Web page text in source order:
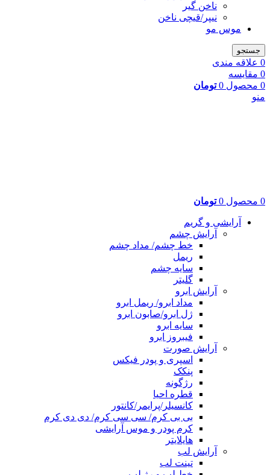
ناخن گیر
نیپر/قیچی ناخن
موس مو
جستجو
0 علاقه مندی
0 مقایسه
0 محصول 0 تومان
منو
0 محصول 0 تومان
آرایشی و گریم
آرایش چشم
خط چشم/ مداد چشم
ریمل
سایه چشم
گلیتر
آرایش ابرو
مداد ابرو/ ریمل ابرو
ژل ابرو/صابون ابرو
سایه ابرو
فیبروز ابرو
آرایش صورت
اسپری و پودر فیکس
پنکک
رژگونه
قطره احیا
کانسیلر/پرایمر/کانتور
بی بی کرم/ سی سی کرم/ دی دی کرم
کرم پودر و موس آرایشی
هایلایتر
آرایش لب
تینت لب